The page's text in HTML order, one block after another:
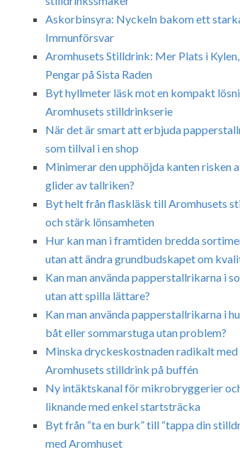
Askorbinsyra: Nyckeln bakom ett
Immunförsvar
Aromhusets Stilldrink: Mer Plats i
Pengar på Sista Raden
Byt hyllmeter läsk mot en kompakt
Aromhusets stilldrinkserie
När det är smart att erbjuda
som tillval i en shop
Minimerar den upphöjda kanten risken
glider av tallriken?
Byt helt från flaskläsk till Aromhusets
och stärk lönsamheten
Hur kan man i framtiden bredda
utan att ändra grundbudskapet om
Kan man använda papperstallrikarna i
utan att spilla lättare?
Kan man använda papperstallrikarna i
båt eller sommarstuga utan problem?
Minska dryckeskostnaden radikalt med
Aromhusets stilldrink på buffén
Ny intäktskanal för mikrobryggerier
liknande med enkel startsträcka
Byt från “ta en burk” till “tappa din
med Aromhuset